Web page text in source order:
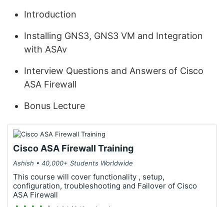
Introduction
Installing GNS3, GNS3 VM and Integration
with ASAv
Interview Questions and Answers of Cisco
ASA Firewall
Bonus Lecture
Cisco ASA Firewall Training
Ashish • 40,000+ Students Worldwide
This course will cover functionality , setup,
configuration, troubleshooting and Failover of Cisco
ASA Firewall